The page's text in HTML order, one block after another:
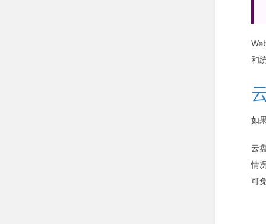
和
如
云
情
可